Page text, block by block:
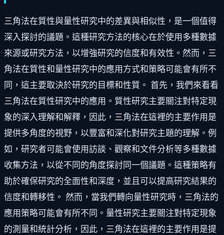
三角法在質性與量性研究中的差異與相似性，是一個值得
深入探討的議題。這種研究方法的核心在於使用多種數據
來源或研究方法，以增強研究的信度和有效性。然而，三
角法在質性和量性研究中的應用方式和策略可能會有所不
同，這主要取決於研究的目標和性質。 首先，我們來看看
三角法在質性研究中的應用。質性研究主要關注對特定現
象的深入理解和解釋，因此，三角法在這裡的主要作用是
提供多角度的視野，以豐富和深化對研究主題的理解。例
如，研究者可能會使用訪談、觀察和文件分析等多種數據
收集方法，以從不同的角度探討同一個議題。這種策略有
助於確保研究的全面性和深度，並且可以提高研究結果的
信度和轉移性。 然而，當我們轉向量性研究時，三角法的
應用策略可能會有所不同。量性研究主要關注對特定現象
的測量和統計分析，因此，三角法在這裡的主要作用是提